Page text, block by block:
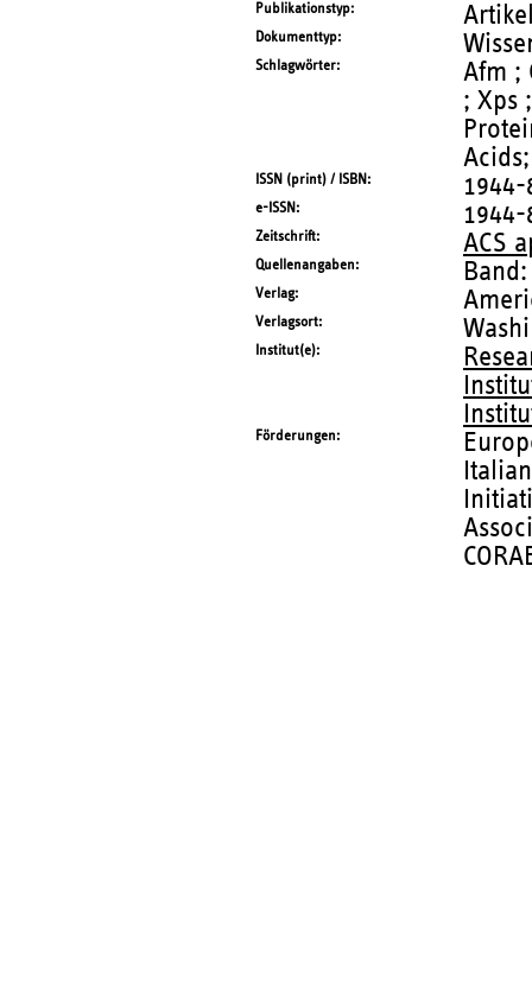
Publikationstyp
Dokumenttyp
Schlagwörter
Afm ;
; Xps
ISSN (print) / ISBN 1944-
e-ISSN 1944-
Zeitschrift ACS
Quellenangaben
Verlag
Verlagsort
Institut(e)
Förderungen